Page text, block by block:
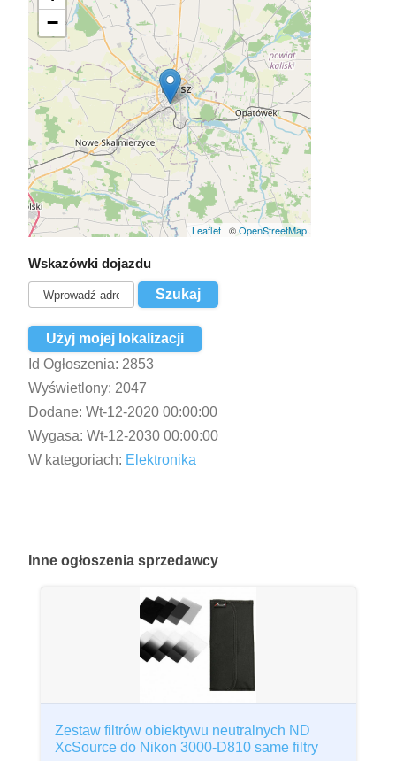
−
Leaflet | ©OpenStreetMap
Wskazówki dojazdu
Użyj mojej lokalizacji
Id Ogłoszenia: 2853
Wyświetlony: 2047
Dodane: Wt-12-2020 00:00:00
Wygasa: Wt-12-2030 00:00:00
W kategoriach: Elektronika
Inne ogłoszenia sprzedawcy
Zestaw filtrów obiektywu neutralnych ND
XcSource do Nikon 3000-D810 same filtry